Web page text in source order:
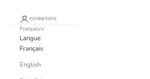
CONNEXION
Français
Langue
Français
English